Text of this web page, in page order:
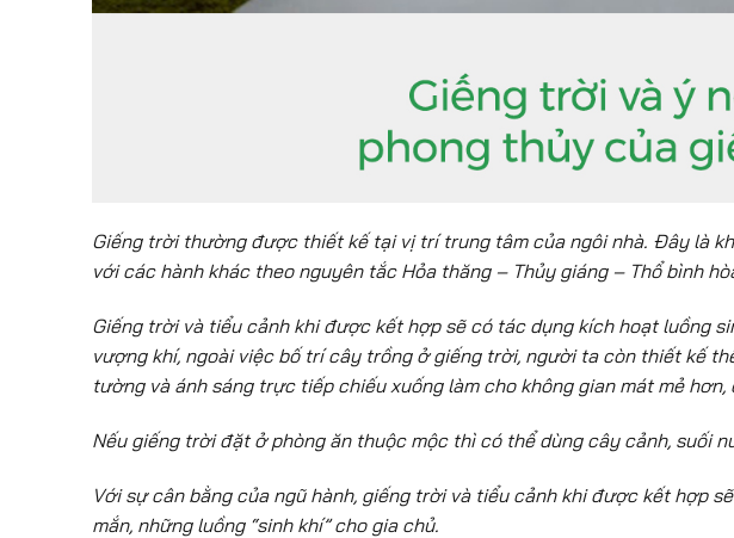
Giếng trời thường được thiết kế tại vị trí trung tâm của ngôi nhà. Đây là
với các hành khác theo nguyên tắc Hỏa thăng – Thủy giáng – Thổ bình
Giếng trời và tiểu cảnh khi được kết hợp sẽ có tác dụng kích hoạt luồng
vượng khí, ngoài việc bố trí cây trồng ở giếng trời, người ta còn thiết kế
tường và ánh sáng trực tiếp chiếu xuống làm cho không gian mát mẻ
Nếu giếng trời đặt ở phòng ăn thuộc mộc thì có thể dùng cây cảnh, suối
Với sự cân bằng của ngũ hành, giếng trời và tiểu cảnh khi được kết hợp
mắn, những luồng “sinh khí” cho gia chủ.